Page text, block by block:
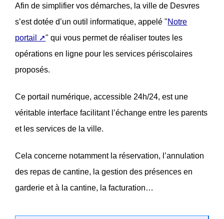
Afin de simplifier vos démarches, la ville de Desvres
s’est dotée d’un outil informatique, appelé "Notre
portail
" qui vous permet de réaliser toutes les
opérations en ligne pour les services périscolaires
proposés.
Ce portail numérique, accessible 24h/24, est une
véritable interface facilitant l’échange entre les parents
et les services de la ville.
Cela concerne notamment la réservation, l’annulation
des repas de cantine, la gestion des présences en
garderie et à la cantine, la facturation…